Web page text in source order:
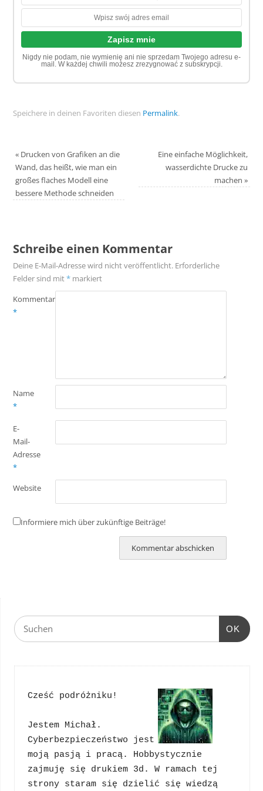
Nigdy nie podam, nie wymienię ani nie sprzedam Twojego adresu e-
mail. W każdej chwili możesz zrezygnować z subskrypcji.
Speichere in deinen Favoriten diesen Permalink.
«Drucken von Grafiken an die
Wand, das heißt, wie man ein
großes flaches Modell eine
bessere Methode schneiden
Eine einfache Möglichkeit,
wasserdichte Drucke zu
machen»
Schreibe einen Kommentar
Deine E-Mail-Adresse wird nicht veröffentlicht. Erforderliche
Felder sind mit*markiert
Kommentar
*
Name
*
E-
Mail-
Adresse
*
Website
Informiere mich über zukünftige Beiträge!
OK
Cześć podróżniku!
Jestem Michał.
Cyberbezpieczeństwo jest
moją pasją i pracą. Hobbystycznie
zajmuję się drukiem 3d. W ramach tej
strony staram się dzielić się wiedzą